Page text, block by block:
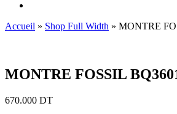
Accueil » Shop Full Width » MONTRE
MONTRE FOSSIL
670.000 DT